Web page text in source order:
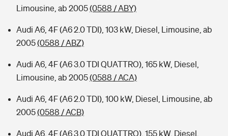
Limousine, ab 2005(0588 / ABY)
Audi A6, 4F (A6 2.0 TDI), 103 kW, Diesel, Limousine, ab
2005(0588 / ABZ)
Audi A6, 4F (A6 3.0 TDI QUATTRO), 165 kW, Diesel,
Limousine, ab 2005(0588 / ACA)
Audi A6, 4F (A6 2.0 TDI), 100 kW, Diesel, Limousine, ab
2005(0588 / ACB)
Audi A6, 4F (A6 3.0 TDI QUATTRO), 155 kW, Diesel,